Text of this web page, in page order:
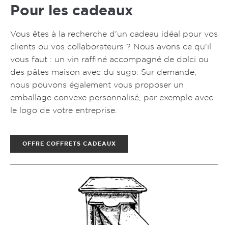
Pour les cadeaux
Vous êtes à la recherche d'un cadeau idéal pour vos
clients ou vos collaborateurs ? Nous avons ce qu'il
vous faut : un vin raffiné accompagné de dolci ou
des pâtes maison avec du sugo. Sur demande,
nous pouvons également vous proposer un
emballage convexe personnalisé, par exemple avec
le logo de votre entreprise.
OFFRE COFFRETS CADEAUX